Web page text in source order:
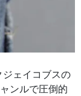
ェイコブスの
ンルで圧倒的